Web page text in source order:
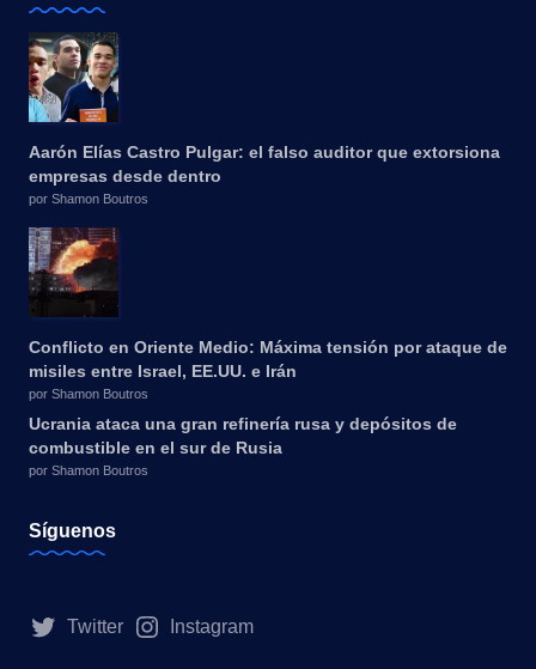
Aarón Elías Castro Pulgar: el falso auditor que extorsiona
empresas desde dentro
por Shamon Boutros
Conflicto en Oriente Medio: Máxima tensión por ataque de
misiles entre Israel, EE.UU. e Irán
por Shamon Boutros
Ucrania ataca una gran refinería rusa y depósitos de
combustible en el sur de Rusia
por Shamon Boutros
Síguenos
Twitter Instagram